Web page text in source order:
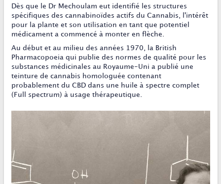
Dès que le Dr Mechoulam eut identifié les structures
spécifiques des cannabinoïdes actifs du Cannabis, l'intérêt
pour la plante et son utilisation en tant que potentiel
médicament a commencé à monter en flèche.
Au début et au milieu des années 1970, la British
Pharmacopoeia qui publie des normes de qualité pour les
substances médicinales au Royaume-Uni a publié une
teinture de cannabis homologuée contenant
probablement du CBD dans une huile à spectre complet
(Full spectrum) à usage thérapeutique.